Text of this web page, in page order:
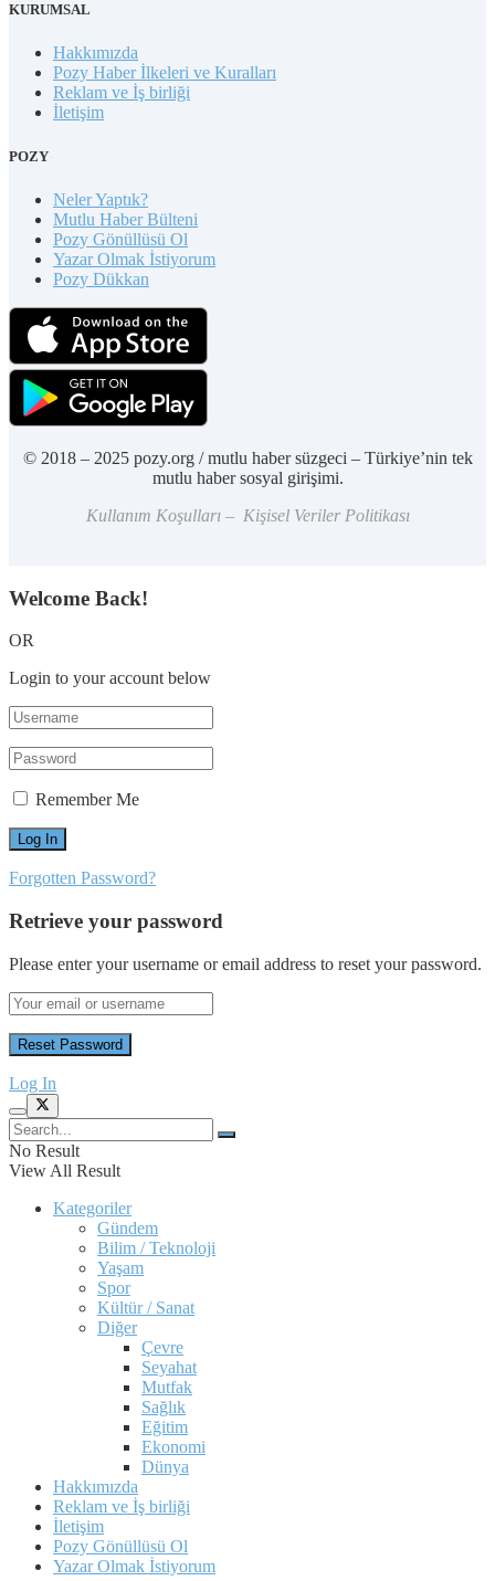
KURUMSAL
Hakkımızda
Pozy Haber İlkeleri ve Kuralları
Reklam ve İş birliği
İletişim
POZY
Neler Yaptık?
Mutlu Haber Bülteni
Pozy Gönüllüsü Ol
Yazar Olmak İstiyorum
Pozy Dükkan
© 2018 – 2025 pozy.org / mutlu haber süzgeci – Türkiye’nin tek
mutlu haber sosyal girişimi.
Kullanım Koşulları – Kişisel Veriler Politikası
Welcome Back!
OR
Login to your account below
Remember Me
Forgotten Password?
Retrieve your password
Please enter your username or email address to reset your password.
Log In
No Result
View All Result
Kategoriler
Gündem
Bilim / Teknoloji
Yaşam
Spor
Kültür / Sanat
Diğer
Çevre
Seyahat
Mutfak
Sağlık
Eğitim
Ekonomi
Dünya
Hakkımızda
Reklam ve İş birliği
İletişim
Pozy Gönüllüsü Ol
Yazar Olmak İstiyorum